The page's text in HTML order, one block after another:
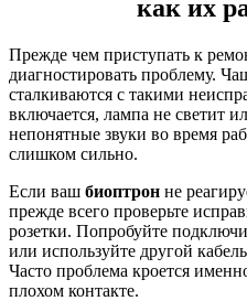
как их
Прежде чем приступать к
диагностировать проблему.
сталкиваются с такими
включается, лампа не светит
непонятные звуки во время
слишком сильно.
Если ваш биоптрон не
прежде всего проверьте
розетки. Попробуйте
или используйте другой
Часто проблема кроется
плохом контакте.